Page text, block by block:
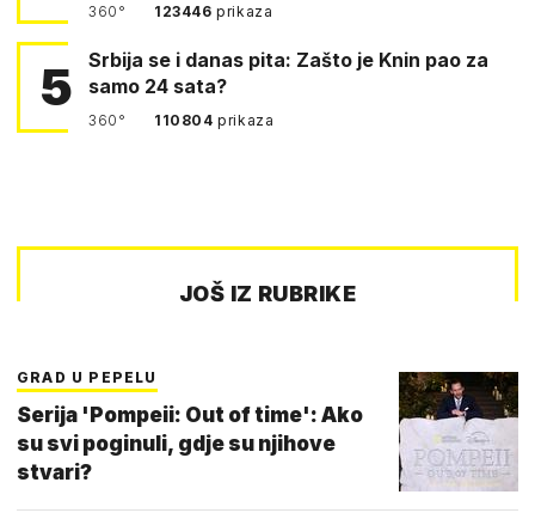
360° 123446prikaza
5
Srbija se i danas pita: Zašto je Knin pao za
samo 24 sata?
360° 110804prikaza
JOŠ IZ RUBRIKE
GRAD U PEPELU
Serija 'Pompeii: Out of time': Ako
su svi poginuli, gdje su njihove
stvari?